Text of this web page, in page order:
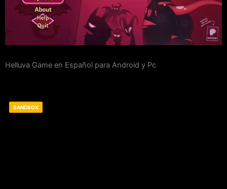
Helluva Game en Español para Android y Pc
SANDBOX